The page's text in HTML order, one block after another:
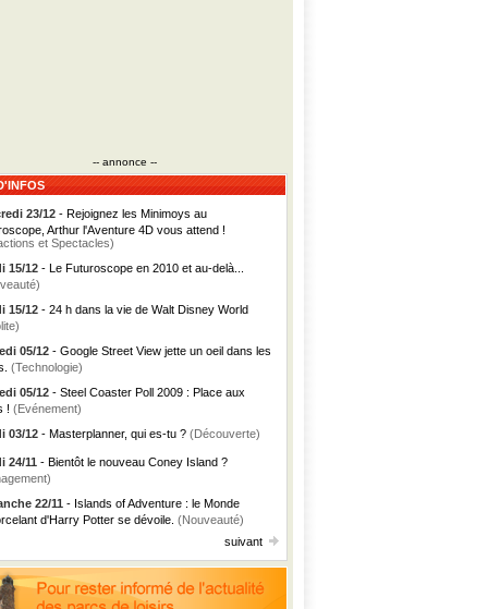
-- annonce --
23/12 - Rejoignez les Minimoys au
Arthur l'Aventure 4D vous attend !
et Spectacles)
15/12 - Le Futuroscope en 2010 et au-delà...
15/12 - 24 h dans la vie de Walt Disney World
05/12 - Google Street View jette un oeil dans les
(Technologie)
05/12 - Steel Coaster Poll 2009 : Place aux
! (Evénement)
03/12 - Masterplanner, qui es-tu ? (Découverte)
24/11 - Bientôt le nouveau Coney Island ?
22/11 - Islands of Adventure : le Monde
d'Harry Potter se dévoile. (Nouveauté)
suivant